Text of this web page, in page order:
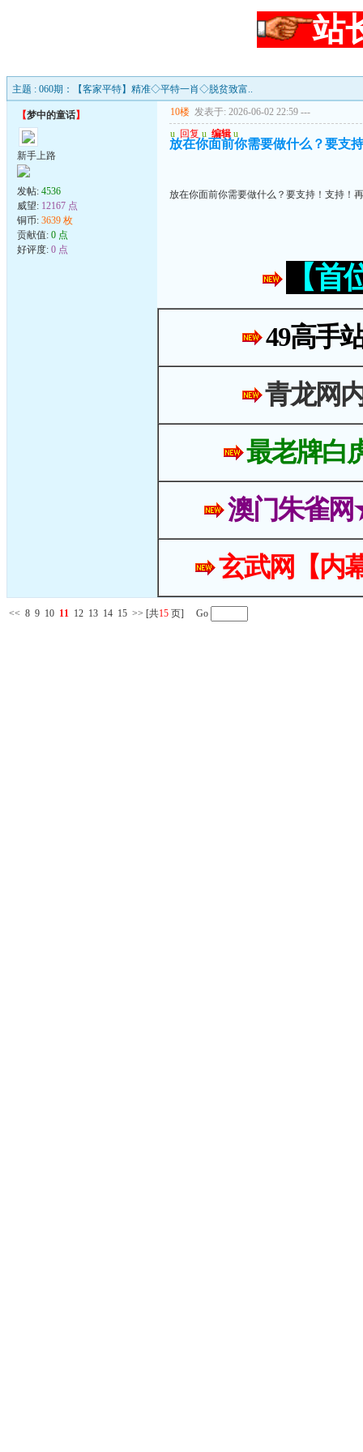
站
主题 : 060期：【客家平特】精准◇平特一肖◇脱贫致富..
【梦中的童话】
新手上路
发帖: 4536
威望: 12167 点
铜币: 3639 枚
贡献值: 0 点
好评度: 0 点
10楼 发表于: 2026-06-02 22:59 ---
u 回复 u 编辑 u
放在你面前你需要做什么？要支
放在你面前你需要做什么？要支持！支持！
【
49高手
青龙网
最老牌白
澳门朱雀
玄武网【内
<< 8 9 10 11 12 13 14 15 >> [共15 页] Go